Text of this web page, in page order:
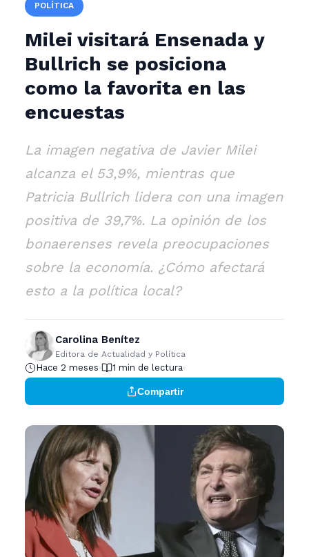
POLÍTICA
Milei visitará Ensenada y
Bullrich se posiciona
como la favorita en las
encuestas
La imagen negativa de Javier Milei
alcanza el 53,9%, mientras que
Patricia Bullrich lidera con una imagen
positiva de 39,7%. La opinión de los
bonaerenses revela preocupaciones
sobre la economía. ¿Cómo afectará
esto a la política local?
Carolina Benítez
Editora de Actualidad y Política
Hace 2 meses 1 min de lectura
Compartir